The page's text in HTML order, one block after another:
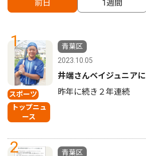
前日 1週間
1
スポーツ
トップニュ
ース
青葉区
2023.10.05
井端さんベイジュニアに
昨年に続き２年連続
2
青葉区